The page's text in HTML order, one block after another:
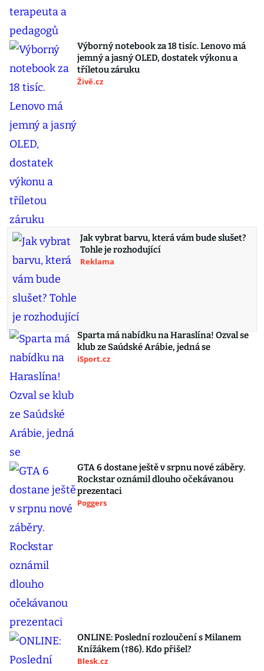
Výborný notebook za 18 tisíc. Lenovo má
jemný a jasný OLED, dostatek výkonu a
tříletou záruku
Živě.cz
Jak vybrat barvu, která vám bude slušet?
Tohle je rozhodující
Reklama
Sparta má nabídku na Haraslína! Ozval se
klub ze Saúdské Arábie, jedná se
iSport.cz
GTA 6 dostane ještě v srpnu nové záběry.
Rockstar oznámil dlouho očekávanou
prezentaci
Poggers
ONLINE: Poslední rozloučení s Milanem
Knížákem (†86). Kdo přišel?
Blesk.cz